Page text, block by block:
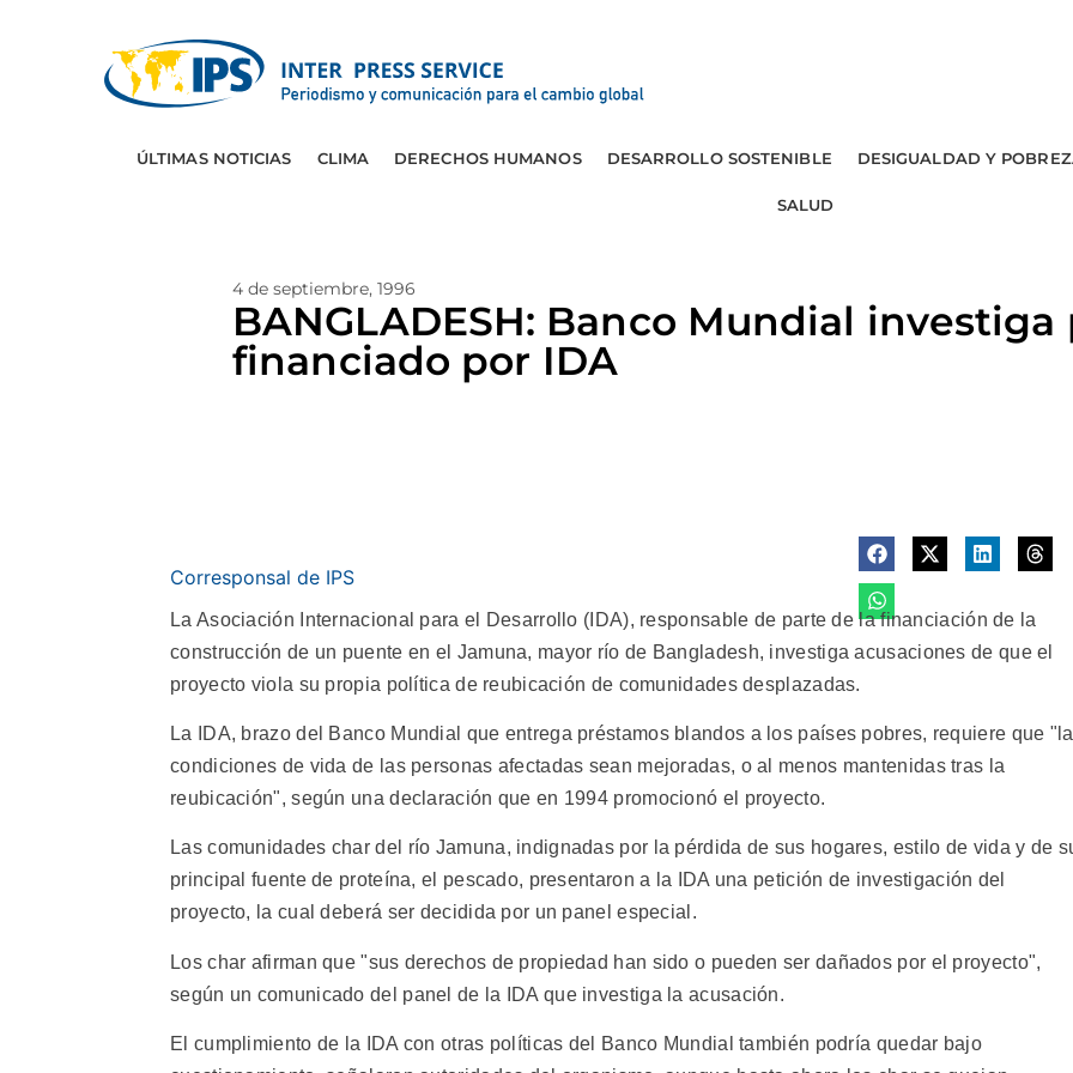
ÚLTIMAS NOTICIAS CLIMA DERECHOS HUMANOS DESARROLLO SOSTENIBLE DESIGUALDAD Y
SALUD
4 de septiembre, 1996
BANGLADESH: Banco Mundial
financiado por IDA
Corresponsal de IPS
La Asociación Internacional para el Desarrollo (IDA), responsable de parte de la financiación de la
construcción de un puente en el Jamuna, mayor río de Bangladesh, investiga acusaciones de que el
proyecto viola su propia política de reubicación de comunidades desplazadas.
La IDA, brazo del Banco Mundial que entrega préstamos blandos a los países pobres, requiere que
condiciones de vida de las personas afectadas sean mejoradas, o al menos mantenidas tras la
reubicación", según una declaración que en 1994 promocionó el proyecto.
Las comunidades char del río Jamuna, indignadas por la pérdida de sus hogares, estilo de vida y de
principal fuente de proteína, el pescado, presentaron a la IDA una petición de investigación del
proyecto, la cual deberá ser decidida por un panel especial.
Los char afirman que "sus derechos de propiedad han sido o pueden ser dañados por el proyecto",
según un comunicado del panel de la IDA que investiga la acusación.
El cumplimiento de la IDA con otras políticas del Banco Mundial también podría quedar bajo